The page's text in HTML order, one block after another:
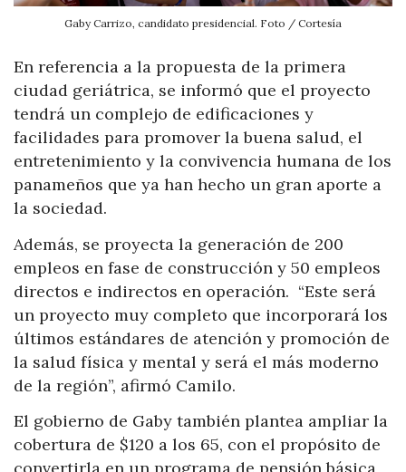
Gaby Carrizo, candidato presidencial. Foto / Cortesía
En referencia a la propuesta de la primera
ciudad geriátrica, se informó que el proyecto
tendrá un complejo de edificaciones y
facilidades para promover la buena salud, el
entretenimiento y la convivencia humana de los
panameños que ya han hecho un gran aporte a
la sociedad.
Además, se proyecta la generación de 200
empleos en fase de construcción y 50 empleos
directos e indirectos en operación. “Este será
un proyecto muy completo que incorporará los
últimos estándares de atención y promoción de
la salud física y mental y será el más moderno
de la región”, afirmó Camilo.
El gobierno de Gaby también plantea ampliar la
cobertura de $120 a los 65, con el propósito de